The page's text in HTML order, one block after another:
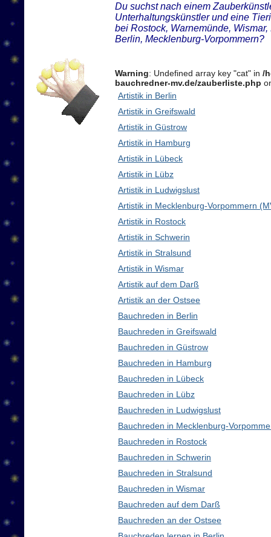
Du suchst nach einem
Unterhaltungskünstler und eine
bei Rostock, Warnemünde,
Berlin, Mecklenburg-Vorpommern?
Warning: Undefined array key "cat" in /
bauchredner-mv.de/zauberliste.php
Artistik in Berlin
Artistik in Greifswald
Artistik in Güstrow
Artistik in Hamburg
Artistik in Lübeck
Artistik in Lübz
Artistik in Ludwigslust
Artistik in Mecklenburg-Vorpommern
Artistik in Rostock
Artistik in Schwerin
Artistik in Stralsund
Artistik in Wismar
Artistik auf dem Darß
Artistik an der Ostsee
Bauchreden in Berlin
Bauchreden in Greifswald
Bauchreden in Güstrow
Bauchreden in Hamburg
Bauchreden in Lübeck
Bauchreden in Lübz
Bauchreden in Ludwigslust
Bauchreden in Mecklenburg-
Bauchreden in Rostock
Bauchreden in Schwerin
Bauchreden in Stralsund
Bauchreden in Wismar
Bauchreden auf dem Darß
Bauchreden an der Ostsee